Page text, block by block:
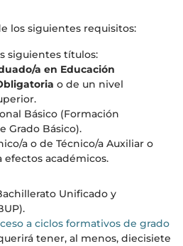
los siguientes requisitos:
siguientes títulos:
a en Educación
o de un nivel
Básico (Formación
Grado Básico).
a o de Técnico/a Auxiliar o
efectos académicos.
Unificado y
a ciclos formativos de grado
tener, al menos, diecisiete